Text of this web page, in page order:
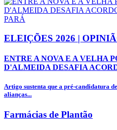
ELEIÇÕES 2026 |
ENTRE A NOVA E A VELHA
D'ALMEIDA DESAFIA
Artigo sustenta que a pré-candidatura
alianças...
Farmácias de Plantão